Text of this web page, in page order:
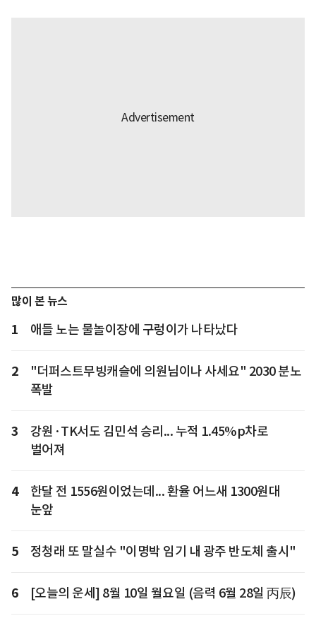
많이 본 뉴스
1 애들 노는 물놀이장에 구렁이가 나타났다
2
"더퍼스트무빙캐슬에 의원님이나 사세요" 2030 분노
폭발
3
강원·TK서도 김민석 승리... 누적 1.45%p차로
벌어져
4
한달 전 1556원이었는데... 환율 어느새 1300원대
눈앞
5 정청래 또 말실수 "이명박 임기 내 광주 반도체 출시"
6 [오늘의 운세] 8월 10일 월요일 (음력 6월 28일 丙辰)